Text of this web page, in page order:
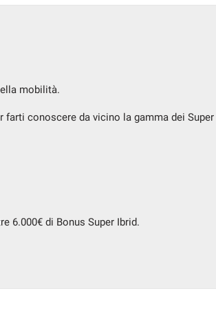
mobilità.
conoscere da vicino la gamma dei Super
6.000€ di Bonus Super Ibrid.